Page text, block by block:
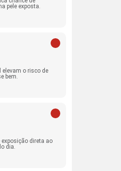
pele exposta.
elevam o risco de
bem.
direta ao
dia.